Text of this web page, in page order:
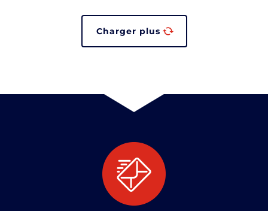
Politique du logement
Logement autochtone
Domaine hypothécaire
Charger plus